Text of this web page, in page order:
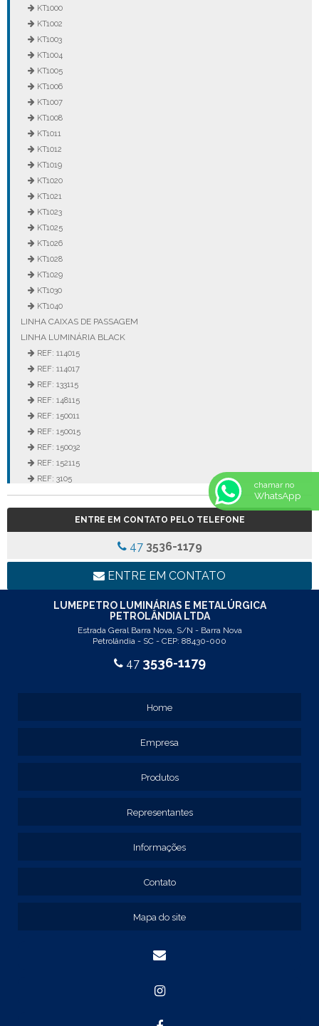
KT1000
KT1002
KT1003
KT1004
KT1005
KT1006
KT1007
KT1008
KT1011
KT1012
KT1019
KT1020
KT1021
KT1023
KT1025
KT1026
KT1028
KT1029
KT1030
KT1040
LINHA CAIXAS DE PASSAGEM
LINHA LUMINÁRIA BLACK
REF: 114015
REF: 114017
REF: 133115
REF: 148115
REF: 150011
REF: 150015
REF: 150032
REF: 152115
REF: 3105
REF: 3106
REF: 5105
LINHA LUMINÁRIA COMERCIAL DE EMBUTIR
REF: 102005
REF: 103005
REF: 105015
ENTRE EM CONTATO PELO TELEFONE
47 3536-1179
ENTRE EM CONTATO
LUMEPETRO LUMINÁRIAS E METALÚRGICA
PETROLÂNDIA LTDA
Estrada Geral Barra Nova, S/N - Barra Nova
Petrolândia - SC - CEP: 88430-000
47 3536-1179
Home
Empresa
Produtos
Representantes
Informações
Contato
Mapa do site
chamar no
WhatsApp